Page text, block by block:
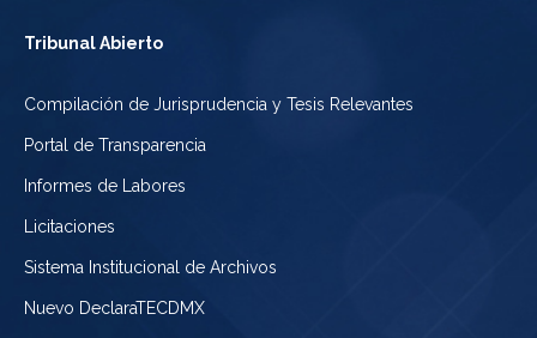
Tribunal Abierto
Compilación de Jurisprudencia y Tesis Relevantes
Portal de Transparencia
Informes de Labores
Licitaciones
Sistema Institucional de Archivos
Nuevo DeclaraTECDMX